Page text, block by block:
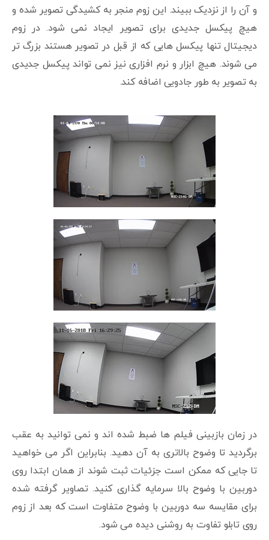
و آن را از نزدیک ببیند. این زوم منجر به کشیدگی تصویر شده و
هیچ پیکسل جدیدی برای تصویر ایجاد نمی شود. در زوم
دیجیتال تنها پیکسل هایی که از قبل در تصویر هستند بزرگ تر
می شوند. هیچ ابزار و نرم افزاری نیز نمی تواند پیکسل جدیدی
به تصویر به طور جادویی اضافه کند.
در زمان بازبینی فیلم ها ضبط شده اند و نمی توانید به عقب
برگردید تا وضوح بالاتری به آن دهید. بنابراین اگر می خواهید
تا جایی که ممکن است جزئیات ثبت شوند از همان ابتدا روی
دوربین با وضوح بالا سرمایه گذاری کنید. تصاویر گرفته شده
برای مقایسه سه دوربین با وضوح متفاوت است که بعد از زوم
روی تابلو تفاوت به روشنی دیده می شود.